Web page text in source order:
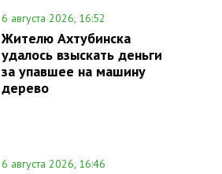
6 августа 2026, 16:52
Жителю Ахтубинска
удалось взыскать деньги
за упавшее на машину
дерево
6 августа 2026, 16:46